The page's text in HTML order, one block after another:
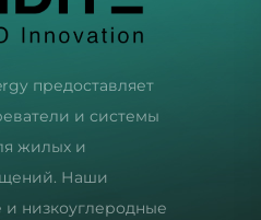
предоставляет
и системы
жилых и
Наши
низкоуглеродные